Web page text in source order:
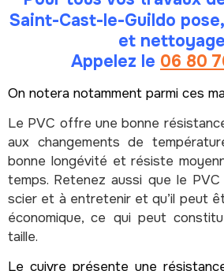
Saint-Cast-le-Guildo
et
Appelez le 06 80
On notera notamment parmi ces
Le PVC offre une bonne
aux changements de
bonne longévité et résiste
temps. Retenez aussi que le
scier et à entretenir et qu’il peut
économique, ce qui peut
taille.
Le cuivre présente une